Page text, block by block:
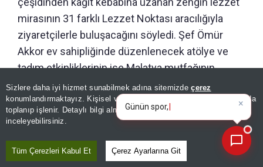
Sizlere daha iyi hizmet sunabilmek adına sitemizdeçerez
konumlandırmaktayız. Kişisel verileriniz, KVKK ve GDPR kapsamında
toplanıp işlenir. Detaylı bilgi almak içinAydınlatma Metnimizi
inceleyebilirsiniz.
Tüm Çerezleri Kabul Et Çerez Ayarlarına Git
mirasının 31 farklı Lezzet Noktası aracılığıyla
ziyaretçilerle buluşacağını söyledi. Şef Ömür
Akkor ev sahipliğinde düzenlenecek atölye ve
tadım etkinliklerinin ise Malatya mutfağının
orijinal hikayesini ziyaretçilere aktaracağını ifade
etti.
×
Günün spor, gündem ve
ekonomi gelişmelerini analiz